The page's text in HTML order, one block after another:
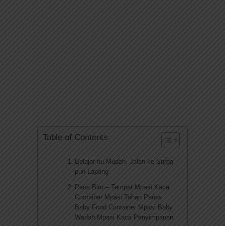
Table of Contents
Belajar itu Mudah, Jalan ke Surga
pun Lapang
Paus Biru – Tempat Mpasi Kaca
Container Mpasi Tahan Panas
Baby Food Container Mpasi Baby
Wadah Mpasi Kaca Penyimpanan